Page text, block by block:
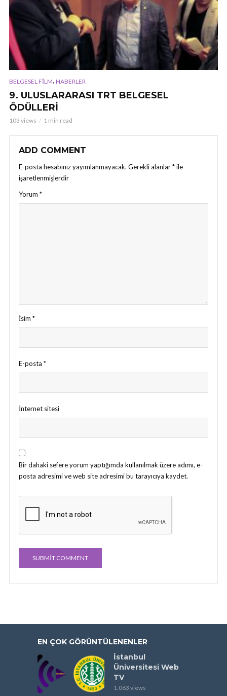
BELGESEL FILM, HABERLER
9. ULUSLARARASI TRT BELGESEL
ÖDÜLLERİ
103 views 1 min read
ADD COMMENT
E-posta hesabınız yayımlanmayacak. Gerekli alanlar*ile
işaretlenmişlerdir
Yorum *
İsim *
E-posta *
İnternet sitesi
Bir dahaki sefere yorum yaptığımda kullanılmak üzere adımı, e-
posta adresimi ve web site adresimi bu tarayıcıya kaydet.
EN ÇOK GÖRÜNTÜLENENLER
İstanbul
Üniversitesi Web
TV
1.063 views